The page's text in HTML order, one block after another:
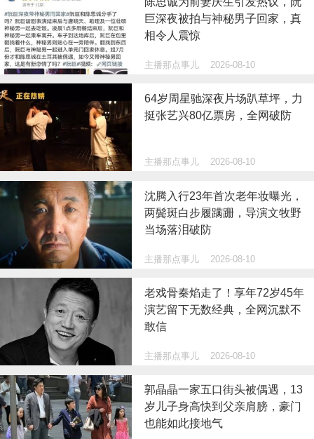
巨深夜被拍与神秘男子回家，真
相令人震惊
主播那点事儿 2026-08-10
64岁周星驰深夜片场趴草坪，力
挺张艺兴80亿票房，全网破防
主播那点事儿 2026-08-10
沈腾入行23年首次老年妆曝光，
两鬓斑白步履蹒跚，导演文牧野
当场落泪破防
主播那点事儿 2026-08-10
老戏骨秦焰走了！享年72岁45年
演艺留下无数经典，全网沉默不
敢信
主播那点事儿 2026-08-10
郭晶晶一家五口街头被偶遇，13
岁儿子身高快到父亲肩膀，豪门
也能如此接地气